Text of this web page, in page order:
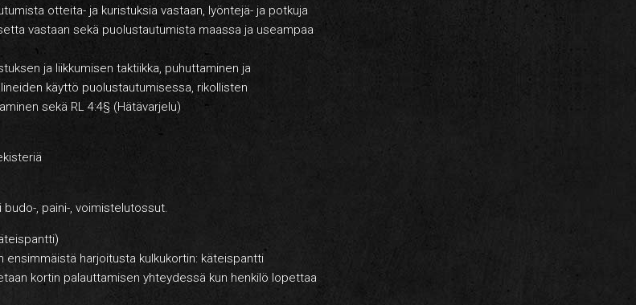
otteita- ja kuristuksia vastaan, lyöntejä- ja potkuja
vastaan sekä puolustautumista maassa ja useampaa
ja liikkumisen taktiikka, puhuttaminen ja
käyttö puolustautumisessa, rikollisten
sekä RL 4:4§ (Hätävarjelu)
budo-, paini-, voimistelutossut.
ensimmäistä harjoitusta kulkukortin: käteispantti
kortin palauttamisen yhteydessä kun henkilö lopettaa